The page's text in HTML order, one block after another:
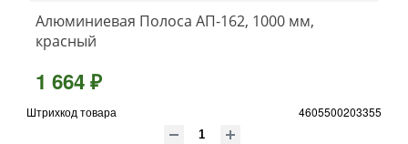
Алюминиевая Полоса АП-162, 1000 мм,
красный
1 664 ₽
Штрихкод товара 4605500203355